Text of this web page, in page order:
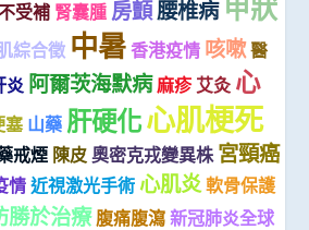
受補 腎囊腫 房顫腰椎病 甲狀
綜合徵 中暑 香港疫情 咳嗽醫
炎 阿爾茨海默病麻疹 艾灸 心
塞 山藥 肝硬化心肌梗死
戒煙 陳皮 奧密克戎變異株 宮頸癌
情 近視激光手術 心肌炎軟骨保護
勝於治療 腹痛腹瀉 新冠肺炎全球